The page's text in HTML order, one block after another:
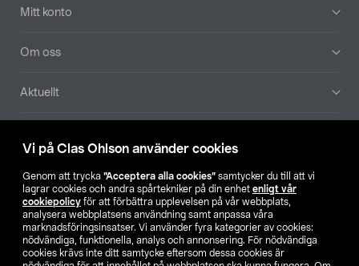
Vi på Clas Ohlson använder cookies
Genom att trycka ”Acceptera alla cookies” samtycker du till att vi
lagrar cookies och andra spårtekniker på din enhet enligt vår
cookiepolicy för att förbättra upplevelsen på vår webbplats,
analysera webbplatsens användning samt anpassa våra
marknadsföringsinsatser. Vi använder fyra kategorier av cookies:
nödvändiga, funktionella, analys och annonsering. För nödvändiga
cookies krävs inte ditt samtycke eftersom dessa cookies är
Mitt konto
Om oss
Aktuellt
Hitta butik
SE NO FI